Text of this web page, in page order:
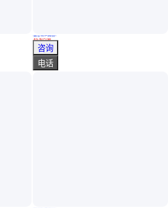
车厢可升降履带车 果园采摘后卸翻斗车 山区电缆维护履带运输车
真实性已核验
￥5.40万/辆
山东济宁
咨询
电话